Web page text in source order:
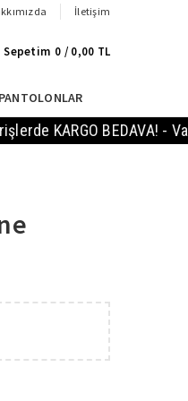
İletişim
0 / 0,00 TL
KARGO BEDAVA! - Vade